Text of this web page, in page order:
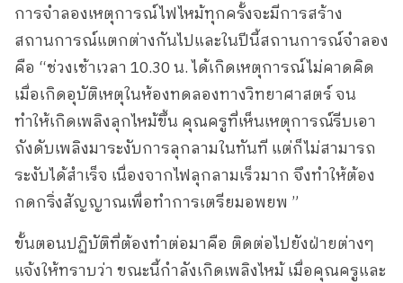
การจำลองเหตุการณ์ไฟไหม้ทุกครั้งจะมีการสร้าง
สถานการณ์แตกต่างกันไปและในปีนี้สถานการณ์จำลอง
คือ “ช่วงเช้าเวลา 10.30 น. ได้เกิดเหตุการณ์ไม่คาดคิด
เมื่อเกิดอุบัติเหตุในห้องทดลองทางวิทยาศาสตร์ จน
ทำให้เกิดเพลิงลุกไหม้ขึ้น คุณครูที่เห็นเหตุการณ์รีบเอา
ถังดับเพลิงมาระงับการลุกลามในทันที แต่ก็ไม่สามารถ
ระงับได้สำเร็จ เนื่องจากไฟลุกลามเร็วมาก จึงทำให้ต้อง
กดกริ่งสัญญาณเพื่อทำการเตรียมอพยพ ”
ขั้นตอนปฏิบัติที่ต้องทำต่อมาคือ ติดต่อไปยังฝ่ายต่างๆ
แจ้งให้ทราบว่า ขณะนี้กำลังเกิดเพลิงไหม้ เมื่อคุณครูและ